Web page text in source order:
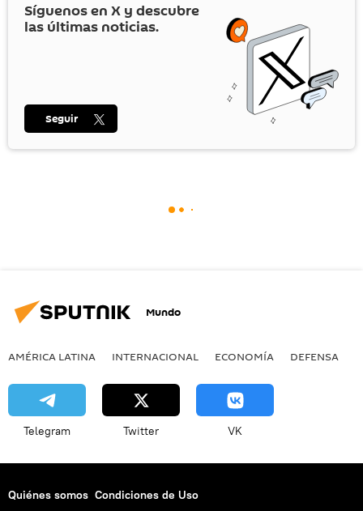
Síguenos en X y descubre
las últimas noticias.
Seguir
Mundo
AMÉRICA LATINA INTERNACIONAL ECONOMÍA DEFENSA
Telegram Twitter VK
Quiénes somos Condiciones de Uso